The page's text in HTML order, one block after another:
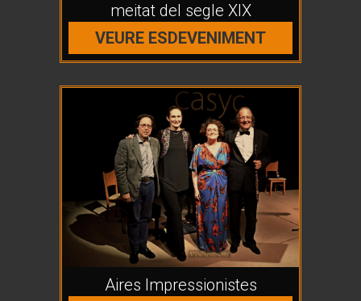
meitat del segle XIX
VEURE ESDEVENIMENT
Aires Impressionistes